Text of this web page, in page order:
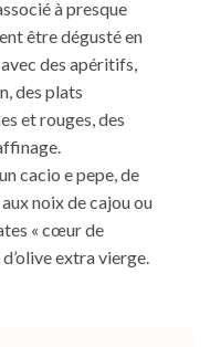
à presque
être dégusté en
des apéritifs,
des plats
et rouges, des
cacio e pepe, de
noix de cajou ou
« cœur de
extra vierge.